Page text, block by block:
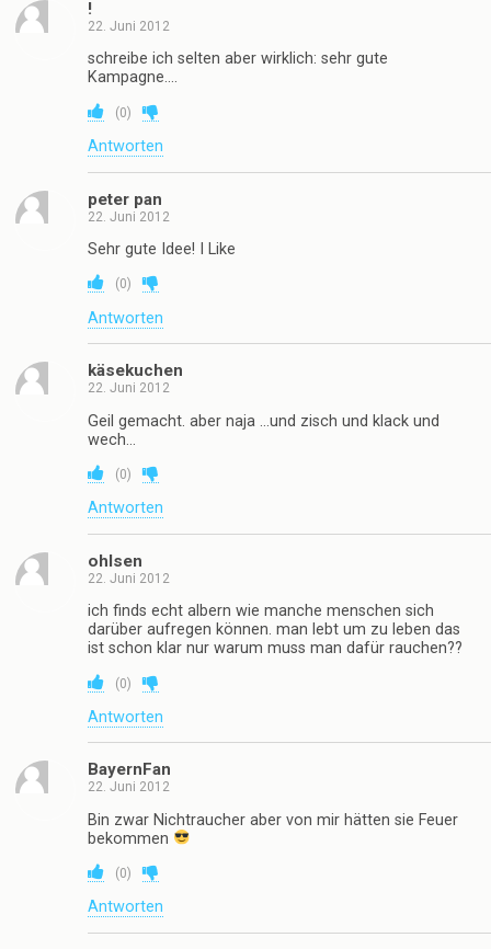
22. Juni 2012
(_:_:_(________________() ~ ~ ~
!!!!!!!!!!!!!!!1111!!1einself!!11
(0)
BIMBAM
Wegen mir kann jeder soviel rauchen wie er will, aber
(0)
Antworten
mathias
@frechdax+plakna
arsch.
Antworten
!
schreibe ich selten aber wirklich: sehr gute
(0)
Antworten
peter pan
Sehr gute Idee! I Like